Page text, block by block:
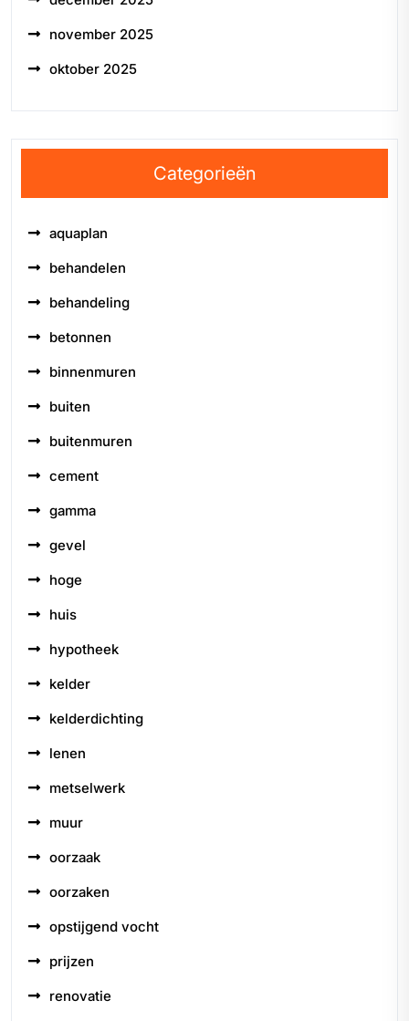
november 2025
oktober 2025
Categorieën
aquaplan
behandelen
behandeling
betonnen
binnenmuren
buiten
buitenmuren
cement
gamma
gevel
hoge
huis
hypotheek
kelder
kelderdichting
lenen
metselwerk
muur
oorzaak
oorzaken
opstijgend vocht
prijzen
renovatie